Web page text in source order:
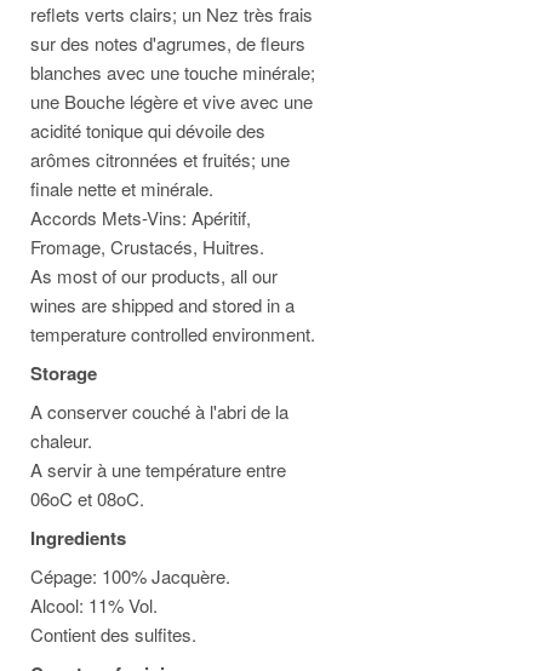
reflets verts clairs; un Nez très frais
sur des notes d'agrumes, de fleurs
blanches avec une touche minérale;
une Bouche légère et vive avec une
acidité tonique qui dévoile des
arômes citronnées et fruités; une
finale nette et minérale.
Accords Mets-Vins: Apéritif,
Fromage, Crustacés, Huitres.
As most of our products, all our
wines are shipped and stored in a
temperature controlled environment.
Storage
A conserver couché à l'abri de la
chaleur.
A servir à une température entre
06oC et 08oC.
Ingredients
Cépage: 100% Jacquère.
Alcool: 11% Vol.
Contient des sulfites.